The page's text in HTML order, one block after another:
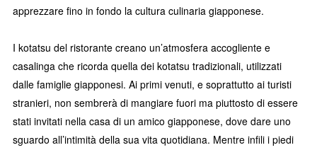
apprezzare fino in fondo la cultura culinaria giapponese.
I kotatsu del ristorante creano un’atmosfera accogliente e
casalinga che ricorda quella dei kotatsu tradizionali, utilizzati
dalle famiglie giapponesi. Ai primi venuti, e soprattutto ai turisti
stranieri, non sembrerà di mangiare fuori ma piuttosto di essere
stati invitati nella casa di un amico giapponese, dove dare uno
sguardo all’intimità della sua vita quotidiana. Mentre infili i piedi